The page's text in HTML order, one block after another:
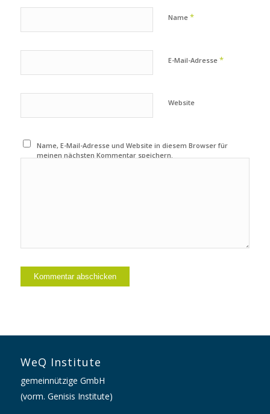
Name *
E-Mail-Adresse *
Website
Name, E-Mail-Adresse und Website in diesem Browser für
meinen nächsten Kommentar speichern.
WeQ Institute
gemeinnützige GmbH
(vorm. Genisis Institute)